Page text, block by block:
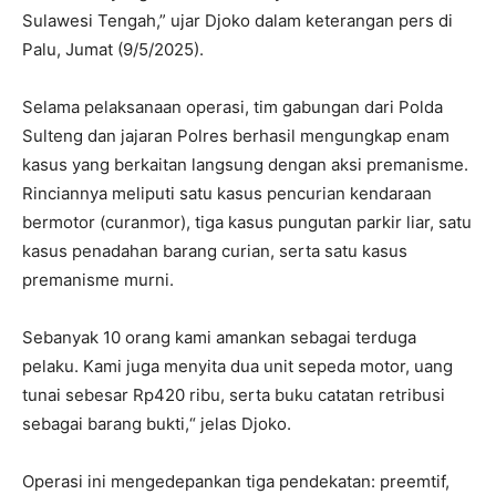
Sulawesi Tengah,” ujar Djoko dalam keterangan pers di
Palu, Jumat (9/5/2025).
Selama pelaksanaan operasi, tim gabungan dari Polda
Sulteng dan jajaran Polres berhasil mengungkap enam
kasus yang berkaitan langsung dengan aksi premanisme.
Rinciannya meliputi satu kasus pencurian kendaraan
bermotor (curanmor), tiga kasus pungutan parkir liar, satu
kasus penadahan barang curian, serta satu kasus
premanisme murni.
Sebanyak 10 orang kami amankan sebagai terduga
pelaku. Kami juga menyita dua unit sepeda motor, uang
tunai sebesar Rp420 ribu, serta buku catatan retribusi
sebagai barang bukti,“ jelas Djoko.
Operasi ini mengedepankan tiga pendekatan: preemtif,